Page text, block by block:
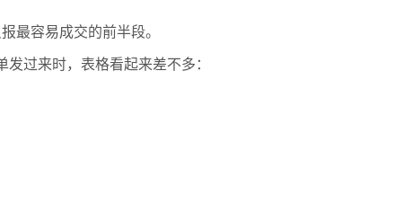
最容易成交的前半段。
过来时，表格看起来差不多：